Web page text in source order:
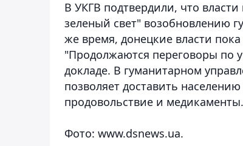
В УКГВ подтвердили, что
зеленый свет" возобновлению
же время, донецкие власти
"Продолжаются переговоры по
докладе. В гуманитарном
позволяет доставить
продовольствие и медикаменты.
Фото: www.dsnews.ua.